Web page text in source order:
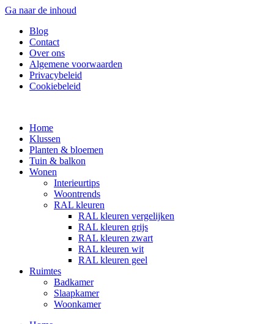
Ga naar de inhoud
Blog
Contact
Over ons
Algemene voorwaarden
Privacybeleid
Cookiebeleid
Home
Klussen
Planten & bloemen
Tuin & balkon
Wonen
Interieurtips
Woontrends
RAL kleuren
RAL kleuren vergelijken
RAL kleuren grijs
RAL kleuren zwart
RAL kleuren wit
RAL kleuren geel
Ruimtes
Badkamer
Slaapkamer
Woonkamer